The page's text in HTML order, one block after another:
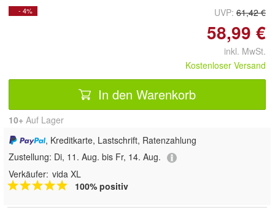
- 4% UVP: 61,42 €
58,99 €
inkl. MwSt.
Kostenloser Versand
In den Warenkorb
10+ Auf Lager
, Kreditkarte, Lastschrift, Ratenzahlung
Zustellung: Di, 11. Aug. bis Fr, 14. Aug.
Verkäufer: vida XL
100% positiv